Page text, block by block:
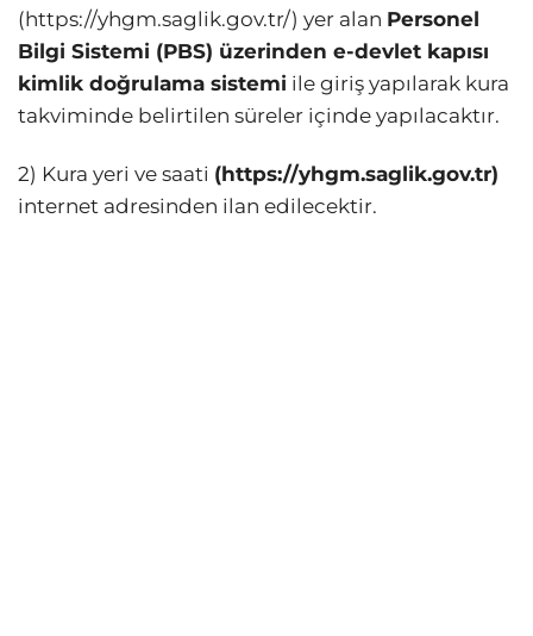
(https://yhgm.saglik.gov.tr/) yer alan Personel
Bilgi Sistemi (PBS) üzerinden e-devlet kapısı
kimlik doğrulama sistemi ile giriş yapılarak kura
takviminde belirtilen süreler içinde yapılacaktır.
2) Kura yeri ve saati (https://yhgm.saglik.gov.tr)
internet adresinden ilan edilecektir.